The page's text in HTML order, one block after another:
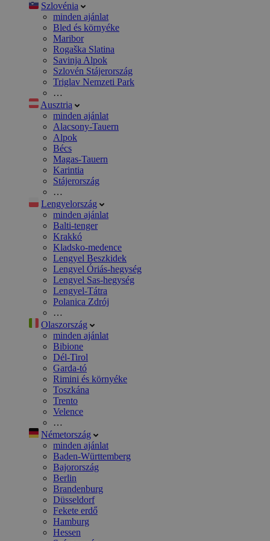
Szlovénia
minden ajánlat
Bled és környéke
Maribor
Rogaška Slatina
Savinja Alpok
Szlovén Stájerország
Triglav Nemzeti Park
…
Ausztria
minden ajánlat
Alacsony-Tauern
Alpok
Bécs
Magas-Tauern
Karintia
Stájerország
…
Lengyelország
minden ajánlat
Balti-tenger
Krakkó
Kladsko-medence
Lengyel Beszkidek
Lengyel Óriás-hegység
Lengyel Sas-hegység
Lengyel-Tátra
Polanica Zdrój
…
Olaszország
minden ajánlat
Bibione
Dél-Tirol
Garda-tó
Rimini és környéke
Toszkána
Trento
Velence
…
Németország
minden ajánlat
Baden-Württemberg
Bajorország
Berlin
Brandenburg
Düsseldorf
Fekete erdő
Hamburg
Hessen